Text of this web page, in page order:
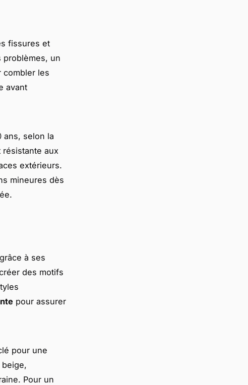
fissures et
problèmes, un
combler les
avant
ans, selon la
résistante aux
extérieurs.
mineures dès
à ses
des motifs
pour assurer
pour une
Pour un